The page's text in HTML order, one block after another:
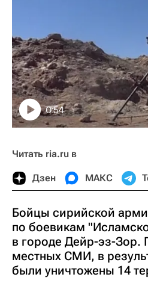
0:54
Читать ria.ru в
Дзен МАКС
Бойцы сирийской
по боевикам
в городе Дейр-эз-Зор.
местных СМИ, в
были уничтожены 14